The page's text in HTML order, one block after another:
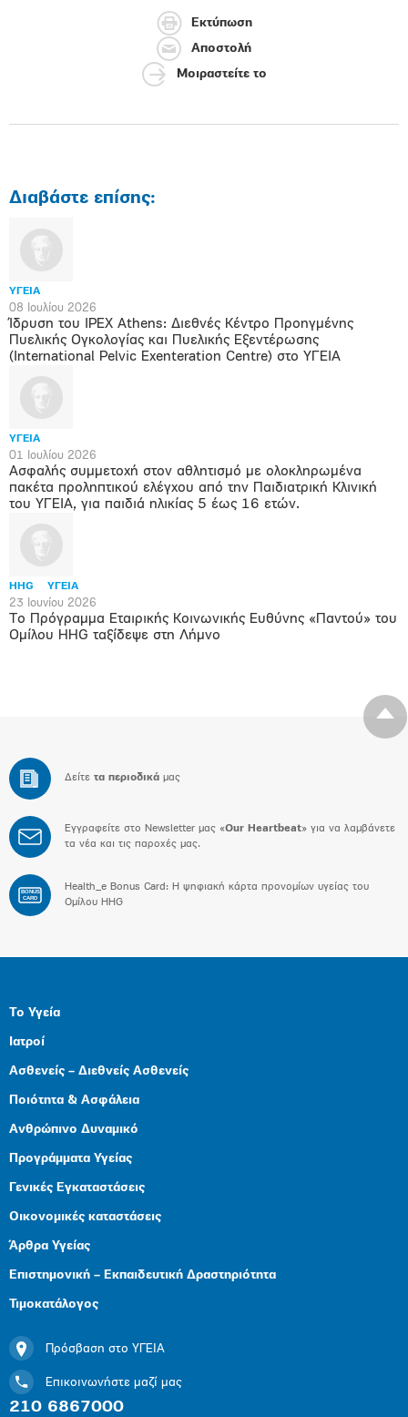
Εκτύπωση
Αποστολή
Μοιραστείτε το
Διαβάστε επίσης:
ΥΓΕΙΑ
08 Ιουλίου 2026
Ίδρυση του IPEX Athens: Διεθνές Κέντρο Προηγμένης
Πυελικής Ογκολογίας και Πυελικής Εξεντέρωσης
(International Pelvic Exenteration Centre) στο ΥΓΕΙΑ
ΥΓΕΙΑ
01 Ιουλίου 2026
Ασφαλής συμμετοχή στον αθλητισμό με ολοκληρωμένα
πακέτα προληπτικού ελέγχου από την Παιδιατρική Κλινική
του ΥΓΕΙΑ, για παιδιά ηλικίας 5 έως 16 ετών.
HHG ΥΓΕΙΑ
23 Ιουνίου 2026
Το Πρόγραμμα Εταιρικής Κοινωνικής Ευθύνης «Παντού» του
Ομίλου HHG ταξίδεψε στη Λήμνο
Δείτε τα περιοδικά μας
Εγγραφείτε στο Newsletter μας «Our Heartbeat» για να λαμβάνετε
τα νέα και τις παροχές μας.
BONUS
CARD
Health_e Bonus Card: H ψηφιακή κάρτα προνομίων υγείας του
Ομίλου HHG
Το Υγεία
Ιατροί
Ασθενείς – Διεθνείς Ασθενείς
Ποιότητα & Ασφάλεια
Ανθρώπινο Δυναμικό
Προγράμματα Υγείας
Γενικές Εγκαταστάσεις
Οικονομικές καταστάσεις
Άρθρα Υγείας
Επιστημονική – Εκπαιδευτική Δραστηριότητα
Τιμοκατάλογος
Πρόσβαση στο ΥΓΕΙΑ
Επικοινωνήστε μαζί μας
210 6867000